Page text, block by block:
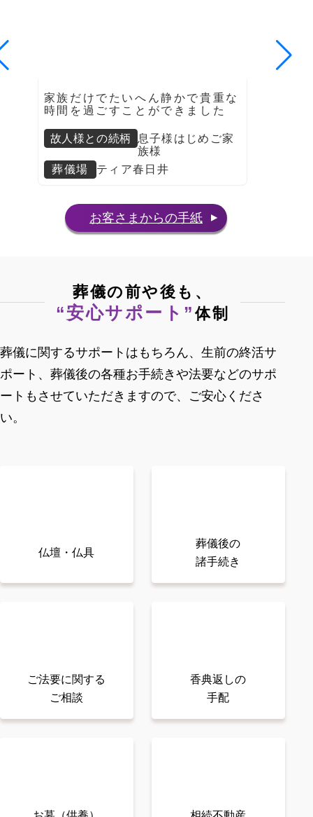
家族だけでたいへん静かで貴重な
時間を過ごすことができました
故人様との続柄
息子様はじめご家
族様
葬儀場
ティア春日井
お客さまからの手紙
葬儀の前や後も、
“安心サポート”体制
葬儀に関するサポートはもちろん、生前の終活サ
ポート、葬儀後の各種お手続きや法要などのサポ
ートもさせていただきますので、ご安心くださ
い。
仏壇・仏具
葬儀後の
諸手続き
ご法要に関する
ご相談
⾹典返しの
手配